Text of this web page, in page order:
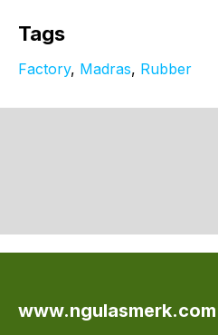
Tags
Factory, Madras, Rubber
www.ngulasmerk.com